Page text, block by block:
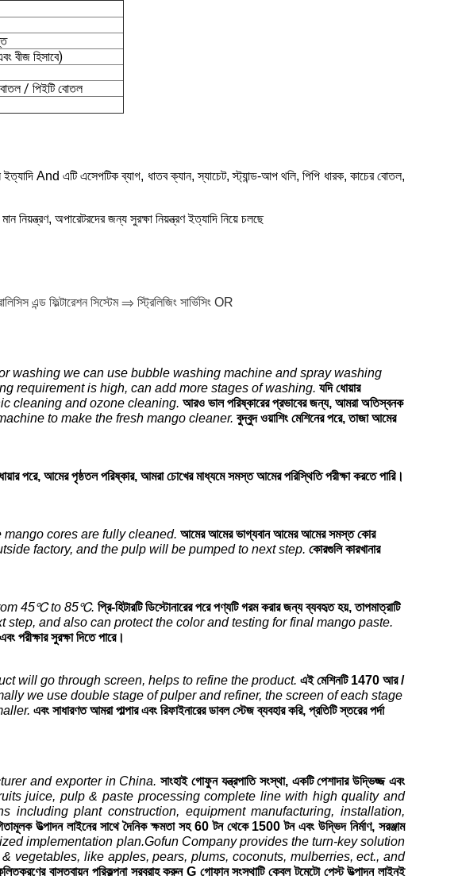
বীজ হিসাবে)
/ পিইটি বোতল
And এটি এসেপটিক ব্যাগ, ধাতব ক্যান, স্যাচেট, স্ট্যান্ড-আপ থলি, পিপি ধারক, কাচের বোতল,
অপারেটরদের জন্য সুরক্ষা নিয়ন্ত্রণ ইত্যাদি নিয়ে চলছে
এন্ড ফিল্টারেশন সিস্টেম ⇒ স্ট্রিলিজিং সার্ভিসিং OR
washing we can use bubble washing machine and spray washing
requirement is high, can add more stages of washing. যদি ধোয়ার
cleaning and ozone cleaning. আরও ভাল পরিষ্কারের প্রভাবের জন্য, আমরা অতিস্বনক
to make the fresh mango cleaner. বুদ্বুদ ওয়াশিং মেশিনের পরে, তাজা আমের
পরে, আমের পৃষ্ঠতল পরিষ্কার, আমরা চোখের মাধ্যমে সমস্ত আমের পরিস্থিতি পরীক্ষা করতে পারি।
cores are fully cleaned. আমের আমের ভাগ্যবান আমের আমের সমস্ত কোর
factory, and the pulp will be pumped to next step. কোরগুলি কারখানার
45℃ to 85℃. প্রি-হিটারটি ডিস্টোনারের পরে পণ্যটি গরম করার জন্য ব্যবহৃত হয়, তাপমাত্রাটি
and also can protect the color and testing for final mango paste.
পরীক্ষার সুরক্ষা দিতে পারে।
will go through screen, helps to refine the product. এই মেশিনটি 1470 আর /
we use double stage of pulper and refiner, the screen of each stage
এবং সাধারণত আমরা পাল্পার এবং রিফাইনারের ডাবল স্টেজ ব্যবহার করি, প্রতিটি স্তরের পর্দা
and exporter in China. সাংহাই গোফুন যন্ত্রপাতি সংস্থা, একটি পেশাদার উদ্ভিজ্জ এবং
juice, pulp & paste processing complete line with high quality and
plant construction, equipment manufacturing, installation,
উত্পাদন লাইনের সাথে দৈনিক ক্ষমতা সহ 60 টন থেকে 1500 টন এবং উদ্ভিদ নির্মাণ, সরঞ্জাম
implementation plan.Gofun Company provides the turn-key solution
vegetables, like apples, pears, plums, coconuts, mulberries, ect., and
বাস্তবায়ন পরিকল্পনা সরবরাহ করুন G গোফান সংস্থাটি কেবল টমেটো পেস্ট উত্পাদন লাইনই